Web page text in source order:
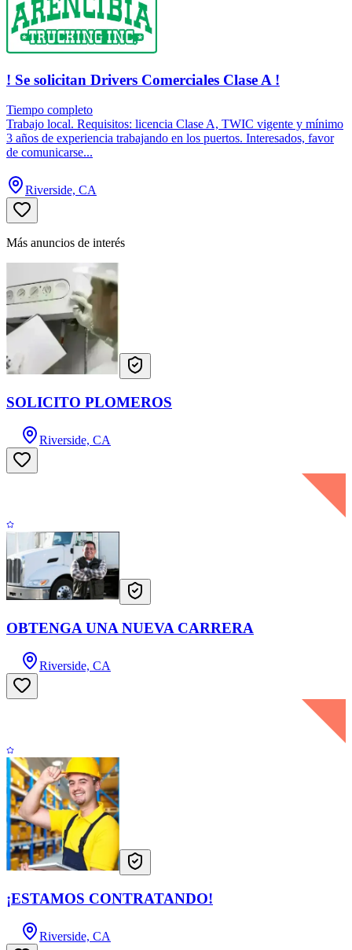
! Se solicitan Drivers Comerciales Clase A !
Tiempo completo
Trabajo local. Requisitos: licencia Clase A, TWIC vigente y mínimo
3 años de experiencia trabajando en los puertos. Interesados, favor
de comunicarse...
Riverside, CA
Más anuncios de interés
SOLICITO PLOMEROS
Riverside, CA
OBTENGA UNA NUEVA CARRERA
Riverside, CA
¡ESTAMOS CONTRATANDO!
Riverside, CA